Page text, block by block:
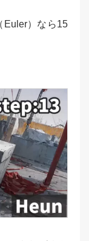
Euler）なら15